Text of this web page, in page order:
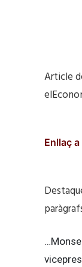
Article
Enllaç